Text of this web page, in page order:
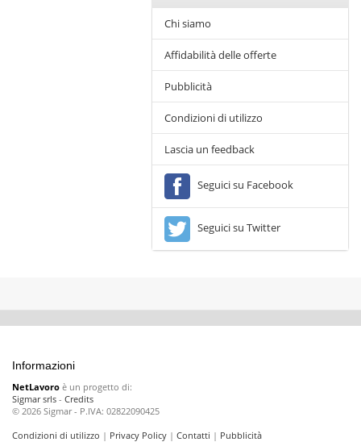
Chi siamo
Affidabilità delle offerte
Pubblicità
Condizioni di utilizzo
Lascia un feedback
Seguici su Facebook
Seguici su Twitter
Informazioni
NetLavoro è un progetto di:
Sigmar srls - Credits
© 2026 Sigmar - P.IVA: 02822090425
Condizioni di utilizzo | Privacy Policy | Contatti | Pubblicità